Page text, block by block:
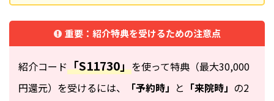
重要：紹介特典を受けるための注意点
紹介コード「S11730」を使って特典（最大30,000
円還元）を受けるには、
「予約時」 と 「来院時」 の2